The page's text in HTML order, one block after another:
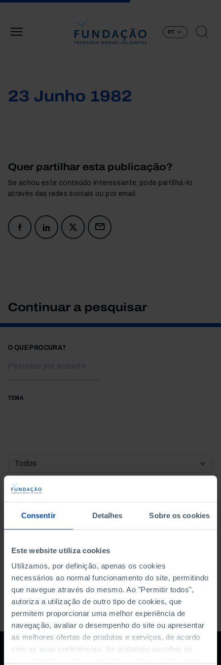
Consentir Detalhes Sobre os cookies
Este website utiliza cookies
Utilizamos, por definição, apenas os cookies
necessários ao normal funcionamento do site, permitindo
que navegue através do mesmo. Ao "Permitir todos",
autoriza a utilização de outro tipo de cookies, que
permitem proporcionar uma melhor experiência de
navegação, avaliar o desempenho do site ou apresentar
as melhores ofertas de produtos e serviços, de acordo
com as suas preferências. Se pretender escolher os
PT
23 Junho 1982
Quer partilhar esta publicação?
Se achou este conteúdo interessante, pode partilhá-lo
através das redes sociais ou por email.
Continuar a pesquisar
O QUE PROCURA?
TEMA
DATA DE INÍCIO
DATA DE FIM